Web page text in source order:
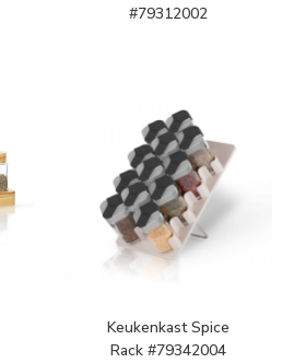
#79312002
Keukenkast Spice
Rack #79342004